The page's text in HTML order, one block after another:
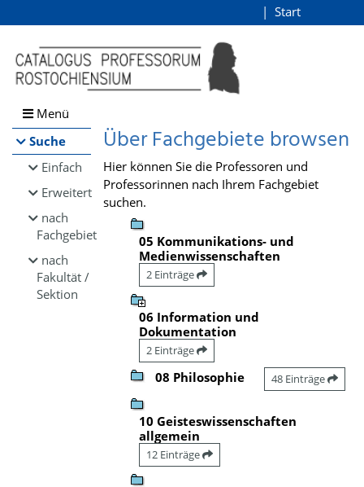
Browsen
direkt zum Inhalt
Start
Menü
Suche
Einfach
Erweitert
nach
Fachgebiet
nach
Fakultät /
Sektion
Über Fachgebiete browsen
Hier können Sie die Professoren und
Professorinnen nach Ihrem Fachgebiet
suchen.
05 Kommunikations- und
Medienwissenschaften
2 Einträge
06 Information und
Dokumentation
2 Einträge
08 Philosophie 48 Einträge
10 Geisteswissenschaften
allgemein
12 Einträge